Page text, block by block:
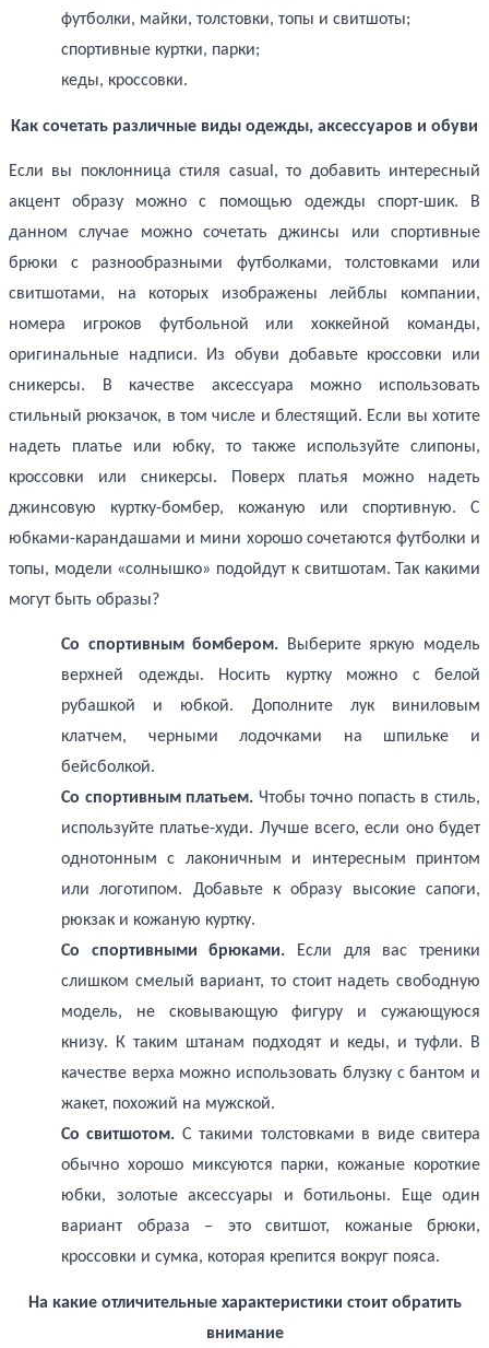
футболки, майки, толстовки, топы и свитшоты;
спортивные куртки, парки;
кеды, кроссовки.
Как сочетать различные виды одежды, аксессуаров и обуви
Если вы поклонница стиля casual , то добавить интересный
акцент образу можно с помощью одежды спорт-шик. В
данном случае можно сочетать джинсы или спортивные
брюки с разнообразными футболками, толстовками или
свитшотами, на которых изображены лейблы компании,
номера игроков футбольной или хоккейной команды,
оригинальные надписи. Из обуви добавьте кроссовки или
сникерсы. В качестве аксессуара можно использовать
стильный рюкзачок, в том числе и блестящий. Если вы хотите
надеть платье или юбку, то также используйте слипоны,
кроссовки или сникерсы. Поверх платья можно надеть
джинсовую куртку-бомбер, кожаную или спортивную. С
юбками-карандашами и мини хорошо сочетаются футболки и
топы, модели «солнышко» подойдут к свитшотам. Так какими
могут быть образы?
Со спортивным бомбером. Выберите яркую модель
верхней одежды. Носить куртку можно с белой
рубашкой и юбкой. Дополните лук виниловым
клатчем, черными лодочками на шпильке и
бейсболкой.
Со спортивным платьем. Чтобы точно попасть в стиль,
используйте платье-худи. Лучше всего, если оно будет
однотонным с лаконичным и интересным принтом
или логотипом. Добавьте к образу высокие сапоги,
рюкзак и кожаную куртку.
Со спортивными брюками. Если для вас треники
слишком смелый вариант, то стоит надеть свободную
модель, не сковывающую фигуру и сужающуюся
книзу. К таким штанам подходят и кеды, и туфли. В
качестве верха можно использовать блузку с бантом и
жакет, похожий на мужской.
Со свитшотом. С такими толстовками в виде свитера
обычно хорошо миксуются парки, кожаные короткие
юбки, золотые аксессуары и ботильоны. Еще один
вариант образа – это свитшот, кожаные брюки,
кроссовки и сумка, которая крепится вокруг пояса.
На какие отличительные характеристики стоит обратить
внимание